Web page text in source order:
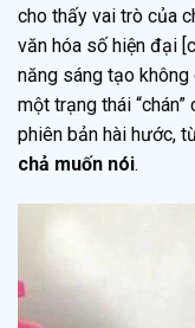
cho thấy vai trò của
văn hóa số hiện đại
năng sáng tạo không
một trạng thái
phiên bản hài hước,
chả muốn nói.